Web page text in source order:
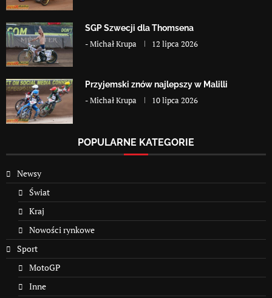
SGP Szwecji dla Thomsena
-Michał Krupa 12 lipca 2026
Przyjemski znów najlepszy w Malilli
-Michał Krupa 10 lipca 2026
POPULARNE KATEGORIE
Newsy
Świat
Kraj
Nowości rynkowe
Sport
MotoGP
Inne